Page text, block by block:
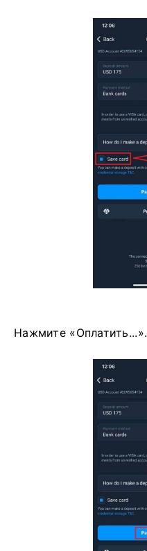
Нажмите «Оплатить...».